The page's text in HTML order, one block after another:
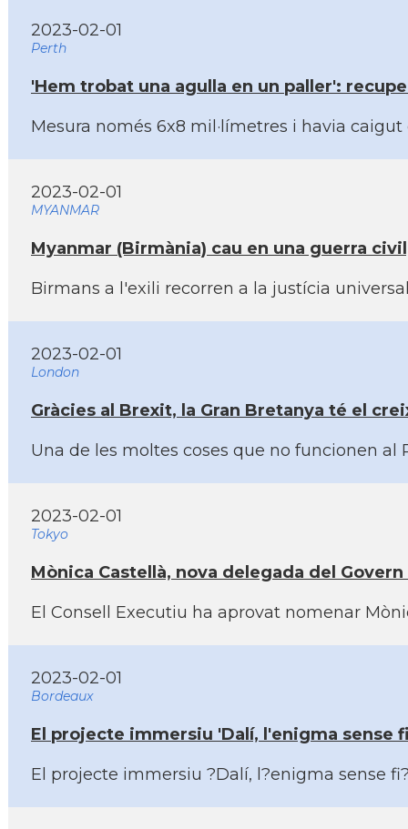
2023-02-01
Perth
'Hem trobat una agulla en un paller':
Mesura només 6x8 mil·lí­metres i havia
2023-02-01
MYANMAR
Myanmar (Birmània) cau en una guerra
Birmans a l'exili recorren a la justí­cia
2023-02-01
London
Gràcies al Brexit, la Gran Bretanya té el
Una de les moltes coses que no funcionen
2023-02-01
Tokyo
Mònica Castellà, nova delegada del Govern
El Consell Executiu ha aprovat nomenar
2023-02-01
Bordeaux
El projecte immersiu 'Dalí­, l'enigma sense
El projecte immersiu ?Dalí­, l?enigma sense